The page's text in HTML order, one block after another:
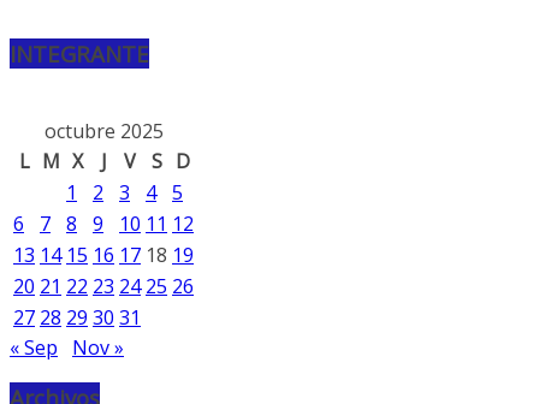
INTEGRANTE
octubre 2025
L M X J V S D
1
2 3 4 5
6
7 8 9 10 11 12
13 14 15 16 17 18 19
20 21 22 23 24 25 26
27 28 29 30 31
« Sep
Nov »
Archivos